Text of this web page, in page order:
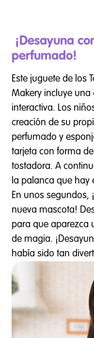
¡Desayuna
perfumado!
Este juguete de los
Makery incluye una
interactiva. Los
creación de su
perfumado y
tarjeta con forma
tostadora. A
la palanca que hay
En unos segundos,
nueva mascota!
para que aparezca
de magia.
había sido tan